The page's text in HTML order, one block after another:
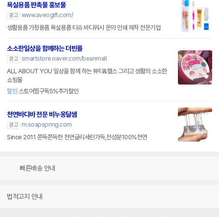
욕실용품 판촉물 홍보물
광고 www.aveogift.com/
생활용품 가정용품 욕실용품 티슈 바디워시 문의 인쇄 제작 전문기업
소소한일상을 함께하는 더빈몰
광고 smartstore.naver.com/beanmall
ALL ABOUT YOU 일상을 함께 하는 뷰티&헬스 그리고 생활의 소소한
쇼핑몰
할인 스토어찜구독5%추가할인
천연바디바 전문 비누옹달샘
광고
m.soapspring.com
Since 2011 쫀득쫀득한 천연글리세린가득,전성분100%천연
빠른배송 안내
법적고지 안내